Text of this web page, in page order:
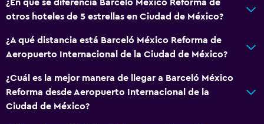
Caja fuerte
Unidad accesible para personas en silla de ruedas
Para no fumadores
¿En qué se diferencia Barceló México Reforma de
otros hoteles de 5 estrellas en Ciudad de México?
¿A qué distancia está Barceló México Reforma de
Aeropuerto Internacional de la Ciudad de México?
¿Cuál es la mejor manera de llegar a Barceló México
Reforma desde Aeropuerto Internacional de la
Ciudad de México?